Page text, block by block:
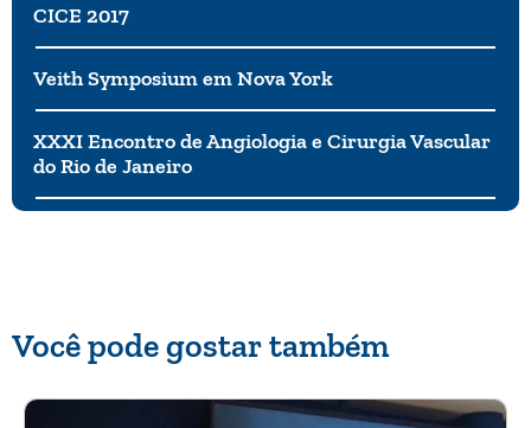
CICE 2017
Veith Symposium em Nova York
XXXI Encontro de Angiologia e Cirurgia Vascular
do Rio de Janeiro
Você pode gostar também